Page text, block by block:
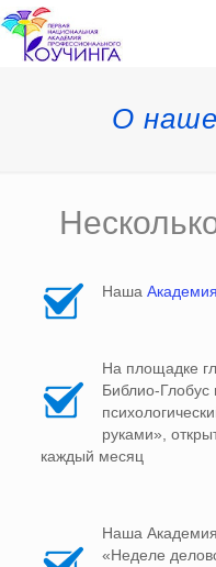
О
Наша
На площадке
Библио-Глобус
руками»,
каждый месяц
Наша
«Неделе